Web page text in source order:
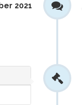
2021